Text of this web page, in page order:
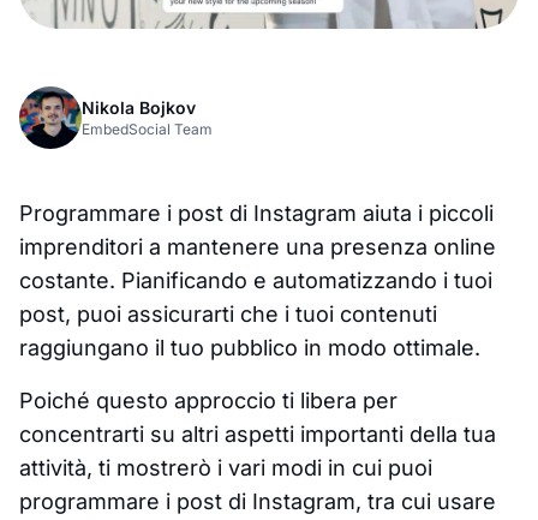
Nikola Bojkov
EmbedSocial Team
Programmare i post di Instagram aiuta i piccoli
imprenditori a mantenere una presenza online
costante. Pianificando e automatizzando i tuoi
post, puoi assicurarti che i tuoi contenuti
raggiungano il tuo pubblico in modo ottimale.
Poiché questo approccio ti libera per
concentrarti su altri aspetti importanti della tua
attività, ti mostrerò i vari modi in cui puoi
programmare i post di Instagram, tra cui usare